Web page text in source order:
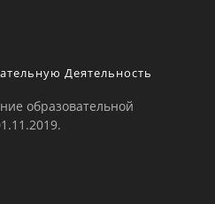
Деятельность
образовательной